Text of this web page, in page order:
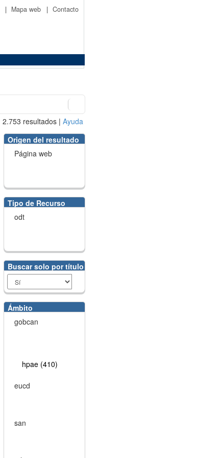
| Mapa web | Contacto
2.753 resultados | Ayuda
Origen del resultado
Página web
Tipo de Recurso
odt
Buscar solo por título
Ámbito
gobcan
hpae (410)
eucd
san